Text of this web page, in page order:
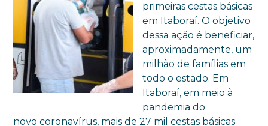
primeiras cestas básicas
em Itaboraí. O objetivo
dessa ação é beneficiar,
aproximadamente, um
milhão de famílias em
todo o estado. Em
Itaboraí, em meio à
pandemia do
novocoronavírus, mais de 27 mil cestas básicas